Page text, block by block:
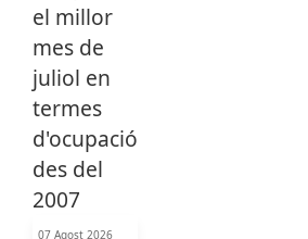
07 Agost 2026